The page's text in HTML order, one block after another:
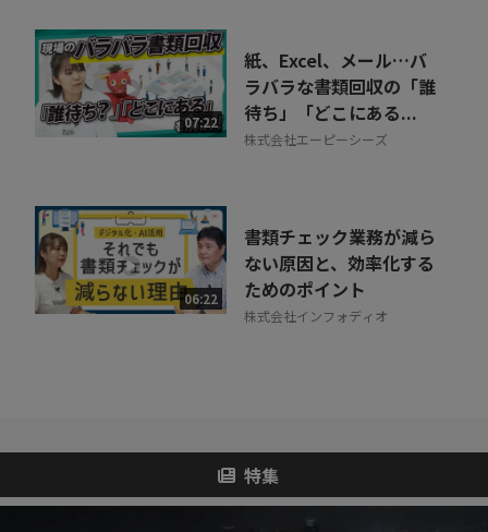
07:22
紙、Excel、メール…バ
ラバラな書類回収の「誰
待ち」「どこにある...
株式会社エーピーシーズ
06:22
書類チェック業務が減ら
ない原因と、効率化する
ためのポイント
株式会社インフォディオ
特集